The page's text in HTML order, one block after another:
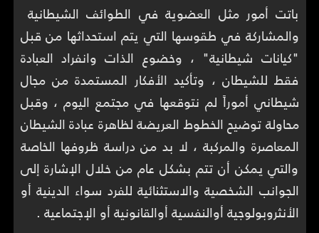
باتت أمور مثل العضوية في الطوائف الشيطانية
والمشاركة في طقوسها التي يتم استحداثها من قبل
"كيانات شيطانية" ، وخضوع الذات وانفراد العبادة
فقط للشيطان ، وتأكيد الأفكار المستمدة من مجال
شيطاني أموراً لم نتوقعها في مجتمع اليوم ، وقبل
محاولة توضيح الخطوط العريضة لظاهرة عبادة الشيطان
المعاصرة والمركبة ، لا بد من دراسة ظروفها الخاصة
والتي يمكن أن تتم بشكل عام من خلال الإشارة إلى
الجوانب الشخصية والاستثنائية للفرد سواء الدينية أو
الأنثروبولوجية أوالنفسية أوالقانونية أو الإجتماعية .